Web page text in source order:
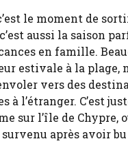
le moment de
c’est aussi la saison
en famille.
estivale à la plage,
vers des
à l’étranger. C’est
sur l’île de Chypre,
après avoir bu